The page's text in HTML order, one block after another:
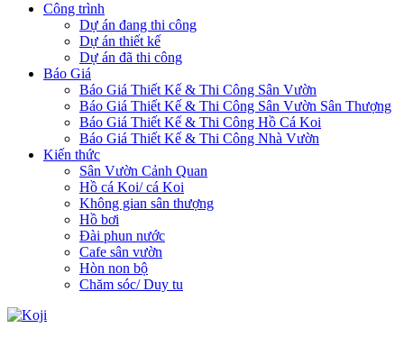
Công trình
Dự án đang thi công
Dự án thiết kế
Dự án đã thi công
Báo Giá
Báo Giá Thiết Kế & Thi Công Sân Vườn
Báo Giá Thiết Kế & Thi Công Sân Vườn Sân Thượng
Báo Giá Thiết Kế & Thi Công Hồ Cá Koi
Báo Giá Thiết Kế & Thi Công Nhà Vườn
Kiến thức
Sân Vườn Cảnh Quan
Hồ cá Koi/ cá Koi
Không gian sân thượng
Hồ bơi
Đài phun nước
Cafe sân vườn
Hòn non bộ
Chăm sóc/ Duy tu